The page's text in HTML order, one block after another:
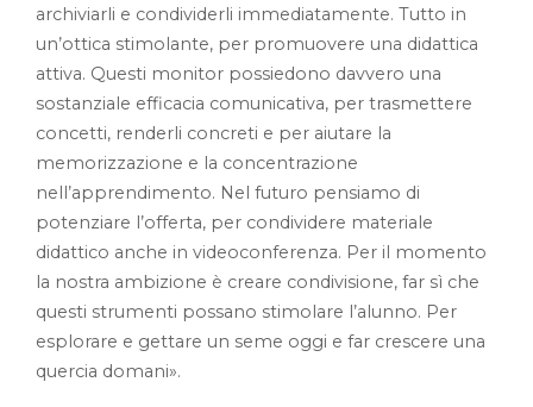
archiviarli e condividerli immediatamente. Tutto in
un’ottica stimolante, per promuovere una didattica
attiva. Questi monitor possiedono davvero una
sostanziale efficacia comunicativa, per trasmettere
concetti, renderli concreti e per aiutare la
memorizzazione e la concentrazione
nell’apprendimento. Nel futuro pensiamo di
potenziare l’offerta, per condividere materiale
didattico anche in videoconferenza. Per il momento
la nostra ambizione è creare condivisione, far sì che
questi strumenti possano stimolare l’alunno. Per
esplorare e gettare un seme oggi e far crescere una
quercia domani».